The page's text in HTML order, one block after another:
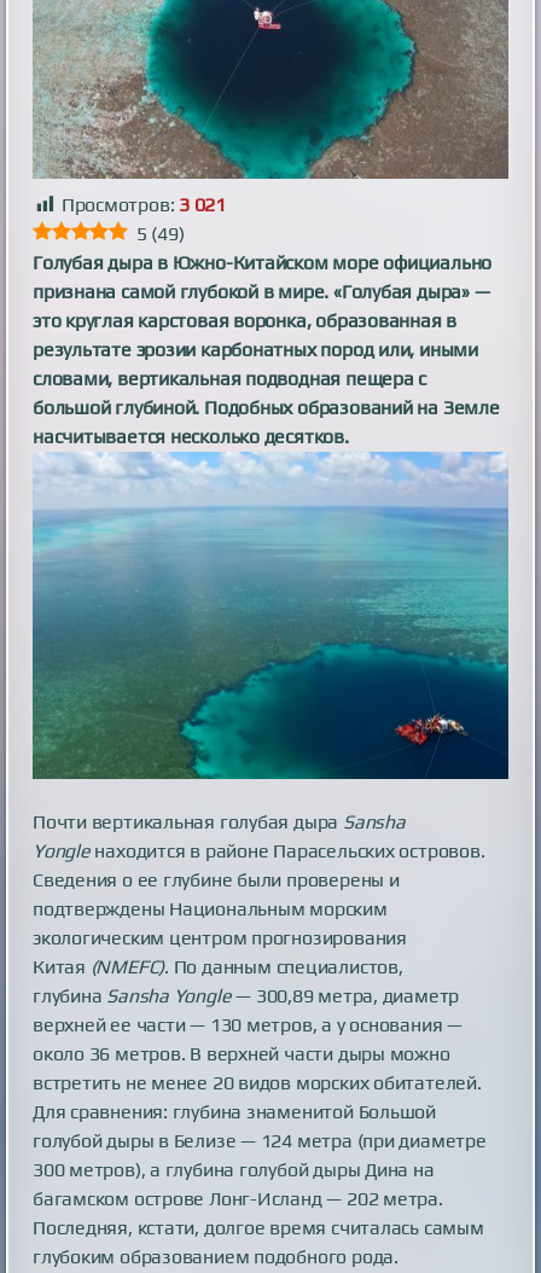
Просмотров: 3 021
5 (49)
Голубая дыра в Южно-Китайском море официально
признана самой глубокой в мире. «Голубая дыра» —
это круглая карстовая воронка, образованная в
результате эрозии карбонатных пород или, иными
словами, вертикальная подводная пещера с
большой глубиной. Подобных образований на Земле
насчитывается несколько десятков.
Почти вертикальная голубая дыра Sansha
Yongleнаходится в районе Парасельских островов.
Сведения о ее глубине были проверены и
подтверждены Национальным морским
экологическим центром прогнозирования
Китая (NMEFC). По данным специалистов,
глубина Sansha Yongle— 300,89 метра, диаметр
верхней ее части — 130 метров, а у основания —
около 36 метров. В верхней части дыры можно
встретить не менее 20 видов морских обитателей.
Для сравнения: глубина знаменитой Большой
голубой дыры в Белизе — 124 метра (при диаметре
300 метров), а глубина голубой дыры Дина на
багамском острове Лонг-Исланд — 202 метра.
Последняя, кстати, долгое время считалась самым
глубоким образованием подобного рода.